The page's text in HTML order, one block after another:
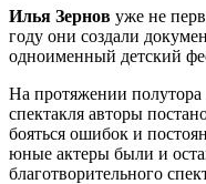
Илья Зернов уже не
году они создали
одноименный детский
На протяжении полутора
спектакля авторы
бояться ошибок и
юные актеры были и
благотворительного